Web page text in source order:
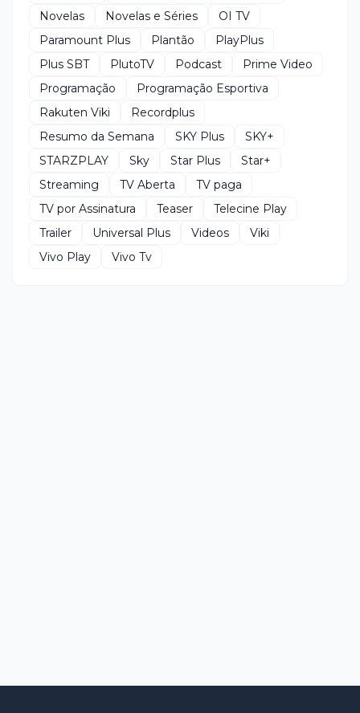
Novelas
Novelas e Séries
OI TV
Paramount Plus
Plantão
PlayPlus
Plus SBT
PlutoTV Podcast
Prime Video
Programação
Programação Esportiva
Rakuten Viki
Recordplus
Resumo da Semana
SKY Plus
SKY+
STARZPLAY
Sky Star Plus
Star+
Streaming
TV Aberta
TV paga
TV por Assinatura
Teaser
Telecine Play
Trailer
Universal Plus Videos
Viki
Vivo Play
Vivo Tv